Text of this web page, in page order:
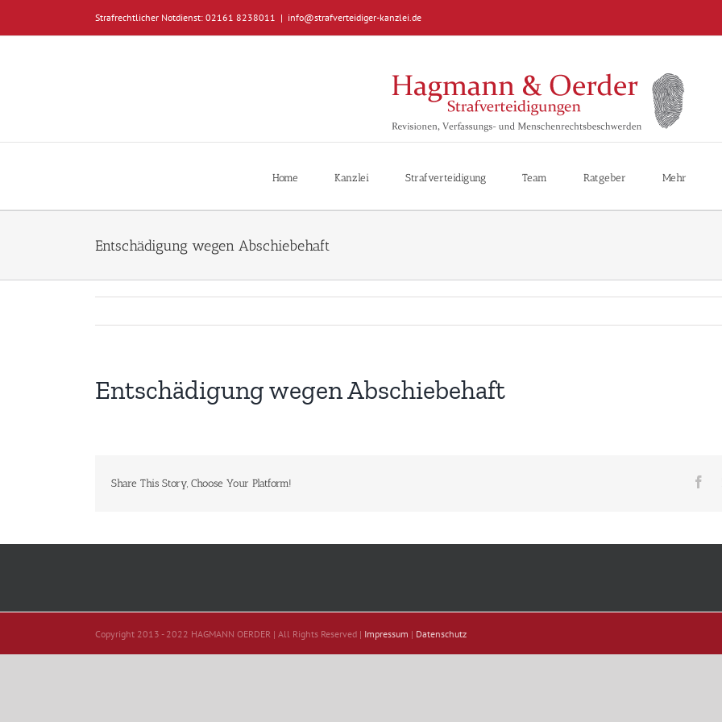
springen
Strafrechtlicher Notdienst: 02161 8238011 | info@strafverteidiger-kanzlei.de
Home Kanzlei Strafverteidigung Team Ratgeber Mehr
Entschädigung wegen Abschiebehaft
Entschädigung wegen Abschiebehaft
Share This Story, Choose Your Platform!
Copyright 2013 - 2022 HAGMANN OERDER | All Rights Reserved | Impressum | Datenschutz